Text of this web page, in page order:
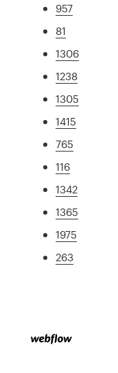
957
81
1306
1238
1305
1415
765
116
1342
1365
1975
263